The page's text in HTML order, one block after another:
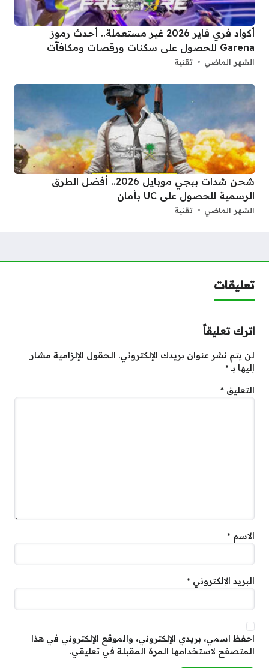
أكواد فري فاير 2026 غير مستعملة.. أحدث رموز
Garena للحصول على سكنات ورقصات ومكافآت
الشهر الماضي تقنية
شحن شدات ببجي موبايل 2026.. أفضل الطرق
الرسمية للحصول على UC بأمان
الشهر الماضي تقنية
تعليقات
اترك تعليقاً
لن يتم نشر عنوان بريدك الإلكتروني. الحقول الإلزامية مشار
إليها بـ*
التعليق *
الاسم *
البريد الإلكتروني *
احفظ اسمي، بريدي الإلكتروني، والموقع الإلكتروني في هذا
المتصفح لاستخدامها المرة المقبلة في تعليقي.